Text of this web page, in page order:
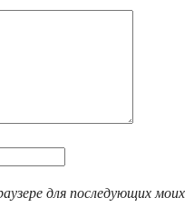
для последующих моих